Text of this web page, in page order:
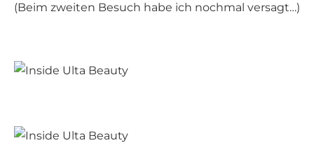
(Beim zweiten Besuch habe ich nochmal versagt…)